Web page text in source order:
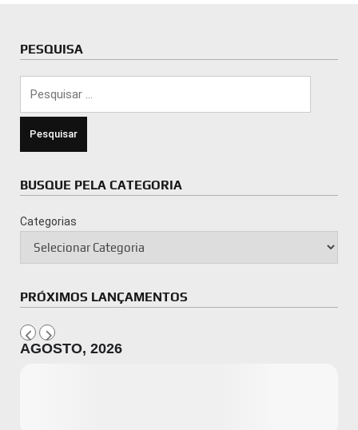
PESQUISA
BUSQUE PELA CATEGORIA
Categorias
PRÓXIMOS LANÇAMENTOS
AGOSTO, 2026